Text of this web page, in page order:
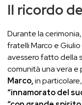
Il ricordo
Durante la
fratelli Marco e
avessero fatto della
comunità una vera e
Marco,in
“innamorato del